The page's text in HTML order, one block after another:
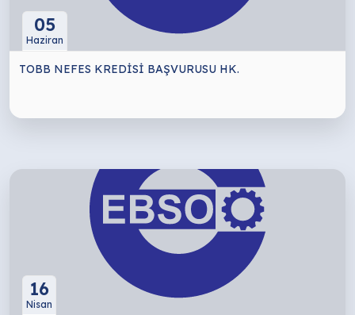
05
Haziran
TOBB NEFES KREDİSİ BAŞVURUSU HK.
16
Nisan